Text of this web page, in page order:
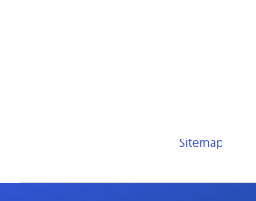
Sitemap